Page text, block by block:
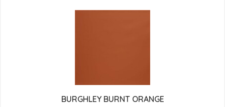
BURGHLEY BURNT ORANGE